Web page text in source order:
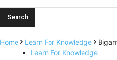
Home Learn For Knowledge
Learn For Knowledge